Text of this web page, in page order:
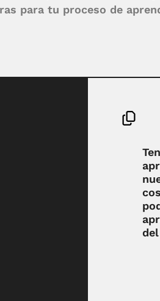
para tu proceso de